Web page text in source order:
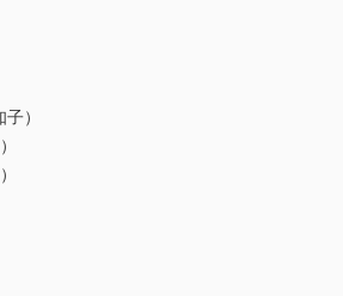
）